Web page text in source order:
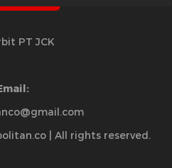
PT JCK
| All rights reserved.